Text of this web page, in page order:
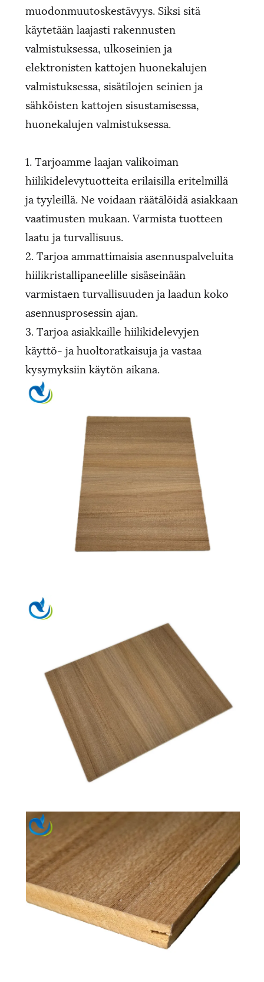
muodonmuutoskestävyys. Siksi sitä
käytetään laajasti rakennusten
valmistuksessa, ulkoseinien ja
elektronisten kattojen huonekalujen
valmistuksessa, sisätilojen seinien ja
sähköisten kattojen sisustamisessa,
huonekalujen valmistuksessa.
1. Tarjoamme laajan valikoiman
hiilikidelevytuotteita erilaisilla eritelmillä
ja tyyleillä. Ne voidaan räätälöidä asiakkaan
vaatimusten mukaan. Varmista tuotteen
laatu ja turvallisuus.
2. Tarjoa ammattimaisia ​​asennuspalveluita
hiilikristallipaneelille sisäseinään
varmistaen turvallisuuden ja laadun koko
asennusprosessin ajan.
3. Tarjoa asiakkaille hiilikidelevyjen
käyttö- ja huoltoratkaisuja ja vastaa
kysymyksiin käytön aikana.